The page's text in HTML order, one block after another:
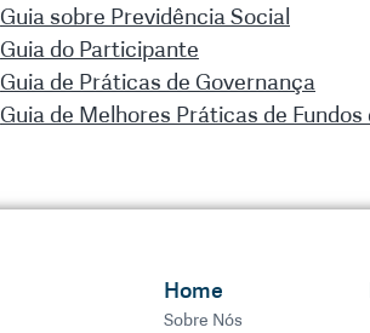
Guia sobre Previdência Social
Guia do Participante
Guia de Práticas de Governança
Guia de Melhores Práticas de Fundos
Home
Sobre Nós